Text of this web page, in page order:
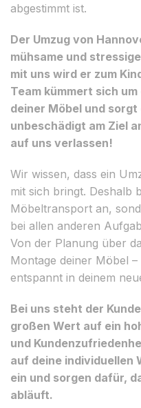
abgestimmt ist.
Der Umzug von
mühsame und
mit uns wird er zum
Team kümmert sich
deiner Möbel und
unbeschädigt am Ziel
auf uns verlassen!
Wir wissen, dass ein
mit sich bringt. Deshalb
Möbeltransport an,
bei allen anderen
Von der Planung über
Montage deiner Möbel
entspannt in deinem
Bei uns steht der
großen Wert auf ein
und
auf deine individuellen
ein und sorgen dafür,
abläuft.